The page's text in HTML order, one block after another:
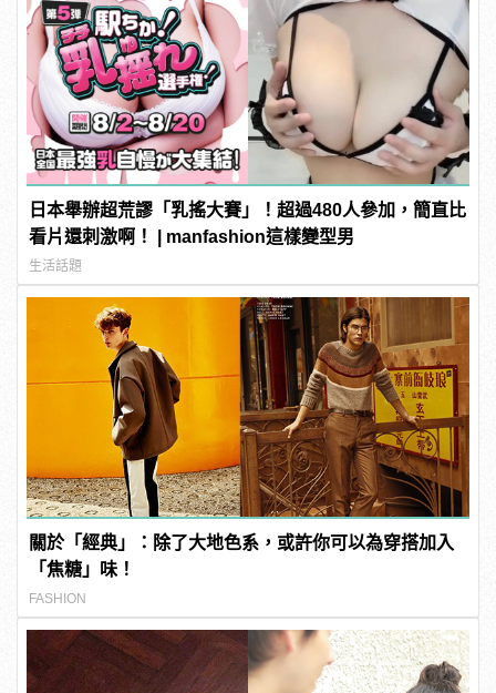
日本舉辦超荒謬「乳搖大賽」！超過480人參加，簡直比
看片還刺激啊！ | manfashion這樣變型男
生活話題
關於「經典」：除了大地色系，或許你可以為穿搭加入
「焦糖」味！
FASHION